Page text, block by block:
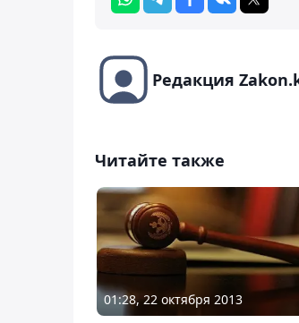
Редакция
Читайте также
01:28, 22 октября 2013